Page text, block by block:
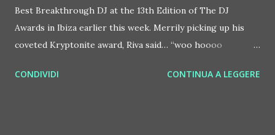
Best Breakthrough DJ at the 13th Edition of The DJ
Awards in Ibiza earlier this week. Merrily picking up his
coveted Kryptonite award, Riva said… “woo hoooo
Riva, since he smashed onto the scene in January with his
CONDIVIDI CONTINUA A LEGGERE